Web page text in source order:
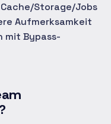
Storage/Jobs
Aufmerksamkeit
mit Bypass-